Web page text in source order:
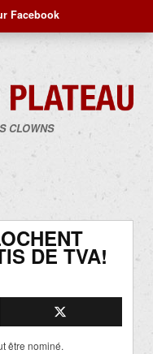
Facebook
CLOWNS
DE TVA!
être nominé.